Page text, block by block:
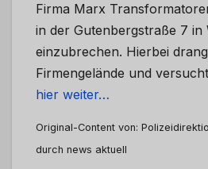
Firma Marx
in der Gutenbergstraße 7 in
einzubrechen. Hierbei
Firmengelände und
hier weiter…
Original-Content von:
durch news aktuell